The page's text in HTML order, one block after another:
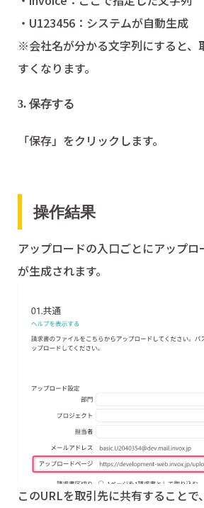
・U123456：システムが自動生成
※会社名が分かる文字列にすると、
すくなります。
3. 保存する
「保存」をクリックします。
操作結果
アップロードの入口ごとにアップロ
が生成されます。
このURLを取引先に共有することで